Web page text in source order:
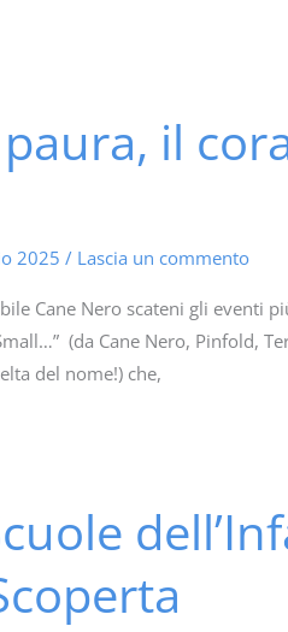
il
2025 / Lascia un commento
Cane Nero scateni gli eventi
(da Cane Nero, Pinfold,
del nome!) che,